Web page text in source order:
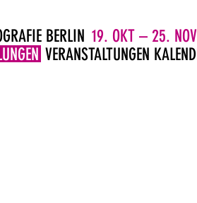
BERLIN 19. OKT – 25.
VERANSTALTUNGEN